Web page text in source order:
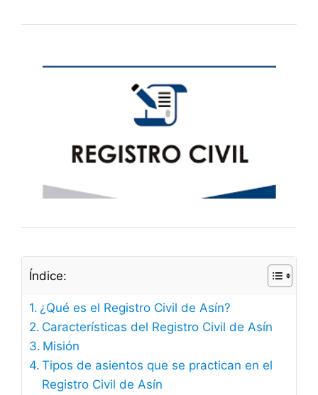
Índice:
¿Qué es el Registro Civil de Asín?
Características del Registro Civil de Asín
Misión
Tipos de asientos que se practican en el
Registro Civil de Asín